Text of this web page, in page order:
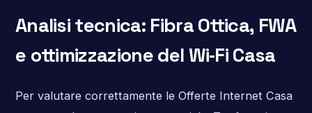
Analisi tecnica: Fibra Ottica, FWA
e ottimizzazione del Wi‑Fi Casa
Per valutare correttamente le Offerte Internet Casa